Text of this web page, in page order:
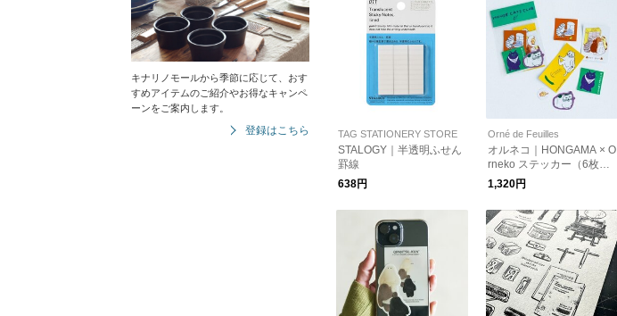
キナリノモールから季節に応じて、おす
すめアイテムのご紹介やお得なキャンペ
ーンをご案内します。
登録はこちら TAG STATIONERY STORE
STALOGY｜半透明ふせん
罫線
638円
Orné de Feuilles
オルネコ｜HONGAMA × O
rneko ステッカー（6枚セ
ット）
1,320円